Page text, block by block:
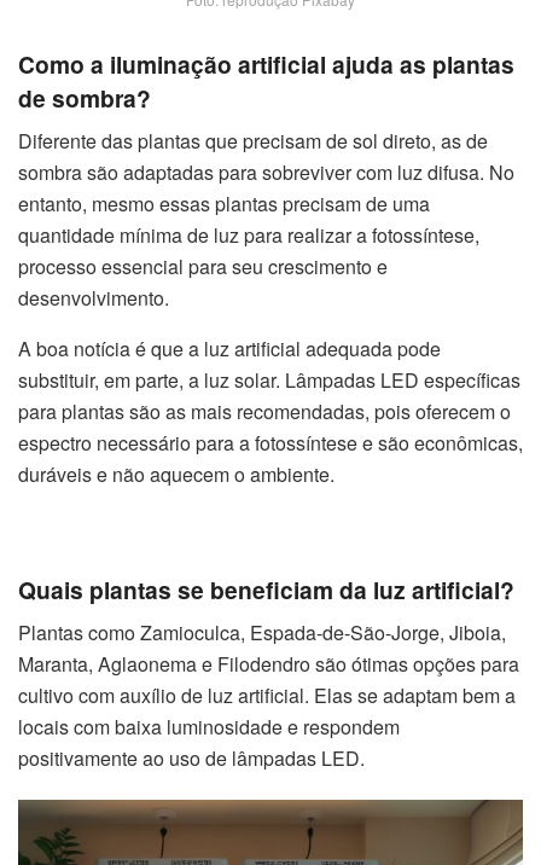
Como a iluminação artificial ajuda as plantas
de sombra?
Diferente das plantas que precisam de sol direto, as de
sombra são adaptadas para sobreviver com luz difusa. No
entanto, mesmo essas plantas precisam de uma
quantidade mínima de luz para realizar a fotossíntese,
processo essencial para seu crescimento e
desenvolvimento.
A boa notícia é que a luz artificial adequada pode
substituir, em parte, a luz solar. Lâmpadas LED específicas
para plantas são as mais recomendadas, pois oferecem o
espectro necessário para a fotossíntese e são econômicas,
duráveis e não aquecem o ambiente.
Quais plantas se beneficiam da luz artificial?
Plantas como Zamioculca, Espada-de-São-Jorge, Jiboia,
Maranta, Aglaonema e Filodendro são ótimas opções para
cultivo com auxílio de luz artificial. Elas se adaptam bem a
locais com baixa luminosidade e respondem
positivamente ao uso de lâmpadas LED.